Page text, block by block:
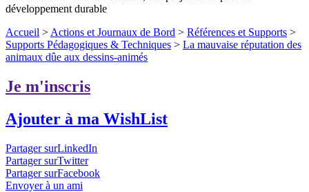
développement durable
Accueil > Actions et Journaux de Bord > Références et Supports >
Supports Pédagogiques & Techniques > La mauvaise réputation des
animaux dûe aux dessins-animés
Je m'inscris
Ajouter à ma WishList
Partager surLinkedIn
Partager surTwitter
Partager surFacebook
Envoyer à un ami